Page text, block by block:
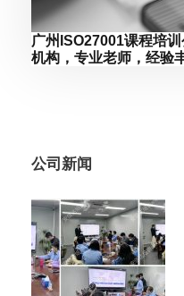
广州ISO27001课程培
机构，专业老师，经验
公司新闻